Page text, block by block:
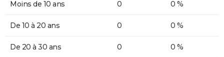
Moins de 10 ans 0 0 %
De 10 à 20 ans 0 0 %
De 20 à 30 ans 0 0 %